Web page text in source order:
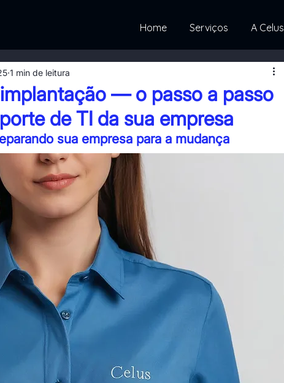
Home Serviços A Celus
— o passo a passo
de TI da sua empresa
1 min de leitura
sua empresa para a mudança